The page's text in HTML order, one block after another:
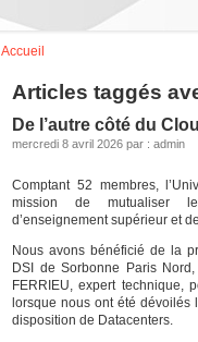
Accueil
Articles taggés
De l’autre côté du
mercredi 8 avril 2026 par : admin
Comptant 52 membres,
mission de mutualiser
d’enseignement supérieur et
Nous avons bénéficié de la
DSI de Sorbonne Paris
FERRIEU, expert technique,
lorsque nous ont été dévoilés
disposition de Datacenters.